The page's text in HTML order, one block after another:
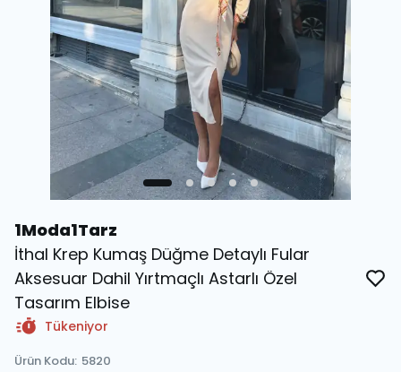
1Moda1Tarz
İthal Krep Kumaş Düğme Detaylı Fular
Aksesuar Dahil Yırtmaçlı Astarlı Özel
Tasarım Elbise
Tükeniyor
Ürün Kodu: 5820